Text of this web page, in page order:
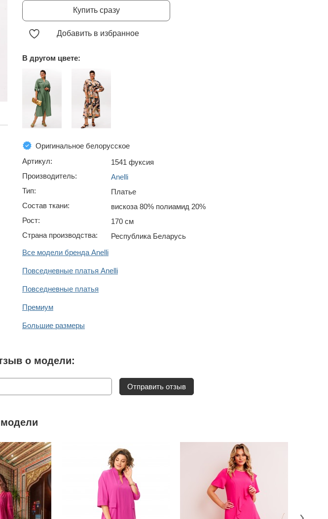
Купить сразу
Добавить в избранное
В другом цвете:
Оригинальное белорусское
Артикул:
1541 фуксия
Производитель:
Anelli
Тип:
Платье
Состав ткани:
вискоза 80% полиамид 20%
Рост:
170 см
Страна производства:
Республика Беларусь
Все модели бренда Anelli
Повседневные платья Anelli
Повседневные платья
Премиум
Большие размеры
о модели:
Отправить отзыв